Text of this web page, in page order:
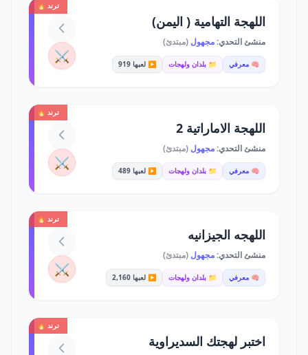
ترند 🔥
اللهجة التهامية ( اليمن)
منشئ التحدي:مجهول (مبتدئ)
🧠 معرفي 📁 بلدان ولهجات ▶️ لعبها 919 ⚔️
ترند 🔥
اللهجة الاماراتية 2
منشئ التحدي:مجهول (مبتدئ)
🧠 معرفي 📁 بلدان ولهجات ▶️ لعبها 489 ⚔️
ترند 🔥
اللهجه الجيزانيه
منشئ التحدي:مجهول (مبتدئ)
🧠 معرفي 📁 بلدان ولهجات ▶️ لعبها 2,160 ⚔️
ترند 🔥
اختبر لهجتك السديراوية